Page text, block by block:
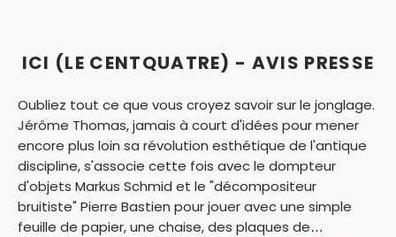
ICI (LE CENTQUATRE) - AVIS PRESSE
Oubliez tout ce que vous croyez savoir sur le jonglage.
Jérôme Thomas, jamais à court d'idées pour mener
encore plus loin sa révolution esthétique de l'antique
discipline, s'associe cette fois avec le dompteur
d'objets Markus Schmid et le "décompositeur
bruitiste" Pierre Bastien pour jouer avec une simple
feuille de papier, une chaise, des plaques de